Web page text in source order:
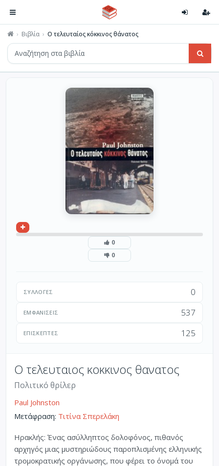
Βιβλία Ο τελευταίος κόκκινος θάνατος
0
0
ΣΥΛΛΟΓΈΣ 0
ΕΜΦΑΝΊΣΕΙΣ 537
ΕΠΙΣΚΈΠΤΕΣ 125
Ο τελευταιος κοκκινος θανατος
Πολιτικό θρίλερ
Paul Johnston
Μετάφραση: Τιτίνα Σπερελάκη
Ηρακλής: Ένας ασύλληπτος δολοφόνος, πιθανός
αρχηγός μιας μυστηριώδους παροπλισμένης ελληνικής
τρομοκρατικής οργάνωσης, που φέρει το όνομά του